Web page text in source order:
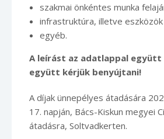
szakmai önkéntes munka
infrastruktúra, illetve
egyéb.
A leírást az adatlappal együtt
együtt kérjük benyújtani!
A díjak ünnepélyes átadására
17. napján, Bács-Kiskun megyei
átadásra, Soltvadkerten.